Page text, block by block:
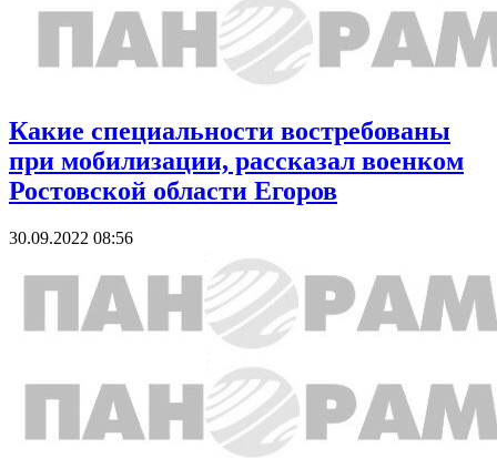
Какие специальности востребованы
при мобилизации, рассказал военком
Ростовской области Егоров
30.09.2022 08:56